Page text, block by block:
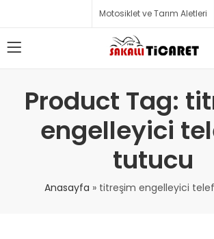
Motosiklet ve Tarım Aletleri
Product Tag:
engelleyici
tutucu
Anasayfa » titreşim engelleyici